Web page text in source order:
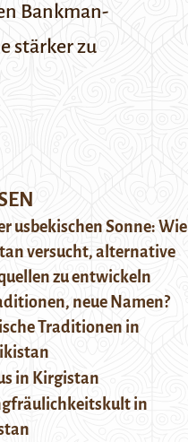
Bankman-
stärker zu
usbekischen Sonne: Wie
versucht, alternative
zu entwickeln
neue Namen?
Traditionen in
in Kirgistan
in